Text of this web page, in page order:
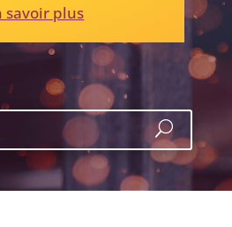
savoir plus